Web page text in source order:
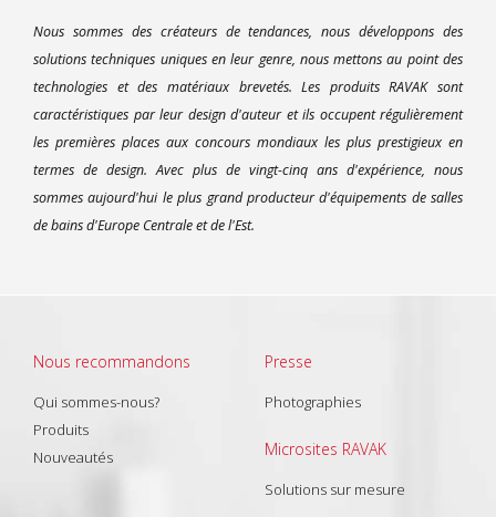
Nous sommes des créateurs de tendances, nous développons des
solutions techniques uniques en leur genre, nous mettons au point des
technologies et des matériaux brevetés. Les produits RAVAK sont
caractéristiques par leur design d'auteur et ils occupent régulièrement
les premières places aux concours mondiaux les plus prestigieux en
termes de design. Avec plus de vingt-cinq ans d'expérience, nous
sommes aujourd'hui le plus grand producteur d'équipements de salles
de bains d'Europe Centrale et de l'Est.
Nous recommandons
Qui sommes-nous?
Produits
Nouveautés
Presse
Photographies
Microsites RAVAK
Solutions sur mesure